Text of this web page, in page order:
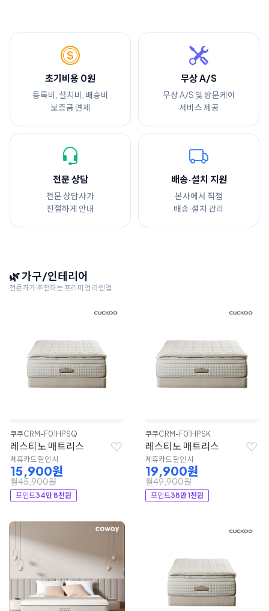
초기비용 0원
등록비, 설치비, 배송비
보증금 면제
무상 A/S
무상 A/S 및 방문케어
서비스 제공
전문 상담
전문 상담사가
친절하게 안내
배송·설치 지원
본사에서 직접
배송·설치 관리
🌿 가구/인테리어
전문가가 추천하는 프리미엄 라인업
쿠쿠CRM-F01HPSQ
레스티노 매트리스
제휴카드 할인 시
15,900원
월45,900원
포인트34만 8천원
쿠쿠CRM-F01HPSK
레스티노 매트리스
제휴카드 할인 시
19,900원
월49,900원
포인트38만 1천원